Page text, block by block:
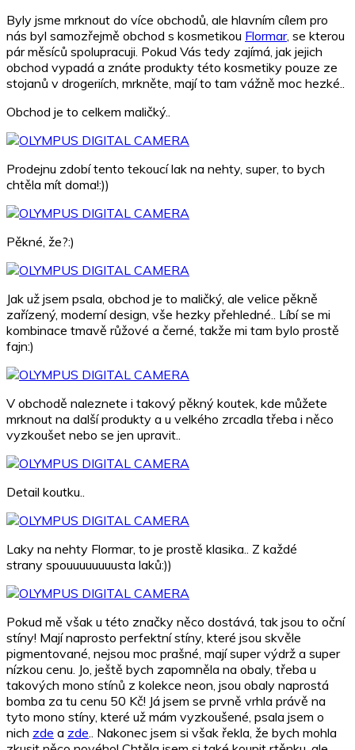
Byly jsme mrknout do více obchodů, ale hlavním cílem pro
nás byl samozřejmě obchod s kosmetikou Flormar, se kterou
pár měsíců spolupracuji. Pokud Vás tedy zajímá, jak jejich
obchod vypadá a znáte produkty této kosmetiky pouze ze
stojanů v drogeriích, mrkněte, mají to tam vážně moc hezké..
Obchod je to celkem maličký..
Prodejnu zdobí tento tekoucí lak na nehty, super, to bych
chtěla mít doma!:))
Pěkné, že?:)
Jak už jsem psala, obchod je to maličký, ale velice pěkně
zařízený, moderní design, vše hezky přehledné.. Líbí se mi
kombinace tmavě růžové a černé, takže mi tam bylo prostě
fajn:)
V obchodě naleznete i takový pěkný koutek, kde můžete
mrknout na další produkty a u velkého zrcadla třeba i něco
vyzkoušet nebo se jen upravit..
Detail koutku..
Laky na nehty Flormar, to je prostě klasika.. Z každé
strany spouuuuuuuusta laků:))
Pokud mě však u této značky něco dostává, tak jsou to oční
stíny! Mají naprosto perfektní stíny, které jsou skvěle
pigmentované, nejsou moc prašné, mají super výdrž a super
nízkou cenu. Jo, ještě bych zapomněla na obaly, třeba u
takových mono stínů z kolekce neon, jsou obaly naprostá
bomba za tu cenu 50 Kč! Já jsem se prvně vrhla právě na
tyto mono stíny, které už mám vyzkoušené, psala jsem o
nich zde a zde .. Nakonec jsem si však řekla, že bych mohla